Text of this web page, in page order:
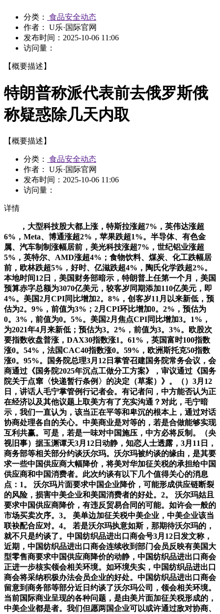
分类：
食品安全动态
作者： U乐·国际官网
发布时间： 2025-10-06 11:06
访问量：
【概要描述】
特朗普称派代表前去俄罗斯俄
称疑惑除几天内取
【概要描述】
分类：
食品安全动态
作者： U乐·国际官网
发布时间： 2025-10-06 11:06
访问量：
详情
，大型科技股大都上涨，特斯拉涨超7%，英伟达涨超
6%，Meta、博通涨超2%，苹果跌超1%。半导体、有色金
属、汽车制制涨幅居前，美光科技涨超7%，世纪铝业涨超
5%，英特尔、AMD涨超4%；食物饮料、煤炭、化工跌幅居
前，欧林跌超5%，好时、亿滋跌超4%，陶氏化学跌超2%。
本地时间12日，美国财务部暗示，特朗普上任第一个月，美国
预算赤字总额为3070亿美元，较客岁同期添加110亿美元，即
4%。美国2月CPI同比增加2。8%，创客岁11月以来新低，预
估为2。9%，前值为3%；2月CPI环比增加0。2%，预估为
0。3%，前值为0。5%。美国2月焦点CPI同比增加3。1%，
为2021年4月来新低；预估为3。2%，前值为3。3%。欧股次
要指数收盘普涨，DAX30指数涨1。61%，英国富时100指数
涨0。54%，法国CAC40指数涨0。59%，欧洲斯托克50指数
涨0。95%。国务院总理3月12日掌管召建国务院常务会议，会
商通过《国务院2025年沉点工做分工方案》，审议通过《国务
院关于点窜〈快递暂行条例〉的决定（草案）》。（）3月12
日，讲话人毛宁掌管例行记者会。有记者问，中方能否认为正
在经济以及其他议题上取美方有了充实沟通？对此，毛宁暗
示，我们一直认为，该当正在平等和卑沉的根本上，通过对话
协商处理各自的关心。中美商业是对等的，若是合做能够实现
互利共赢。可是，若是一味对中国施压，中方必将反制。（央
视旧事）据玉渊谭天3月12日动静，知恋人士透露，3月11日，
商务部等相关部分约谈沃尔玛。沃尔玛被约谈的缘由，是其要
求一些中国供应商大幅降价，将美对华加征关税的承担给中国
供应商和中国消费者。此次约谈有以下几个值得关心的消息
点：1。 沃尔玛片面要求中国企业降价，可能形成供应链断裂
的风险，损害中美企业和美国消费者的好处。2。 沃尔玛姑且
要求中国供应商降价，有违反贸易合同的可能。如许会一般的
市场买卖次序。3。 美单边加征关税中美企业，中美企业该当
联袂配合应对。4。 若是沃尔玛执意如斯，那期待沃尔玛的，
就不只是约谈了。中国纺织品进出口商会号3月12日发文称，
近期，中国纺织品进出口商会连续收到部门会员反映有美国大
型零售商要求中国供应商降价的动静，中国纺织品进出口商会
正进一步核实领会相关环境。如环境失实，中国纺织品进出口
商会将采纳积极办法会员企业的好处。中国纺织品进出口商会
留意到商务部等部分近日约谈了沃尔玛公司，领会相关环境。
当前国际商业呈现的各种问题，是由美片面加征关税形成的，
中美企业都是者。我们但愿两国企业可以或许通过敌对协商、